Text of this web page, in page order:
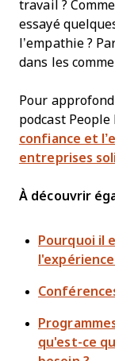
travail ?
essayé
l’empathie ?
dans les
Pour
podcast
confiance et
entreprises
À découvrir
Pourquoi il
qu'est-ce